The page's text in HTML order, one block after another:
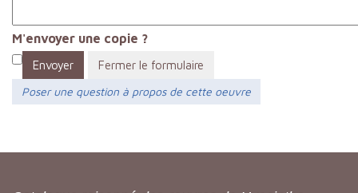
M'envoyer une copie ?
Envoyer
Fermer le formulaire
Poser une question à propos de cette oeuvre